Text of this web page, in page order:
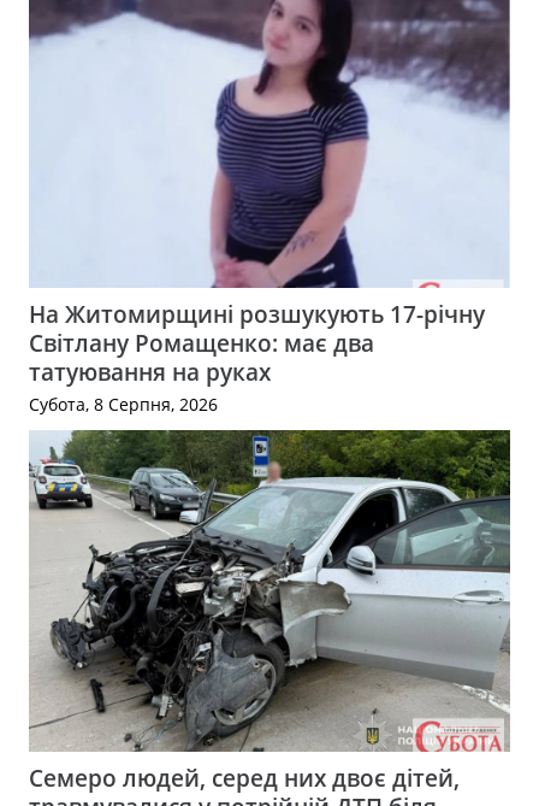
На Житомирщині розшукують 17-річну
Світлану Ромащенко: має два
татуювання на руках
Субота, 8 Серпня, 2026
Семеро людей, серед них двоє дітей,